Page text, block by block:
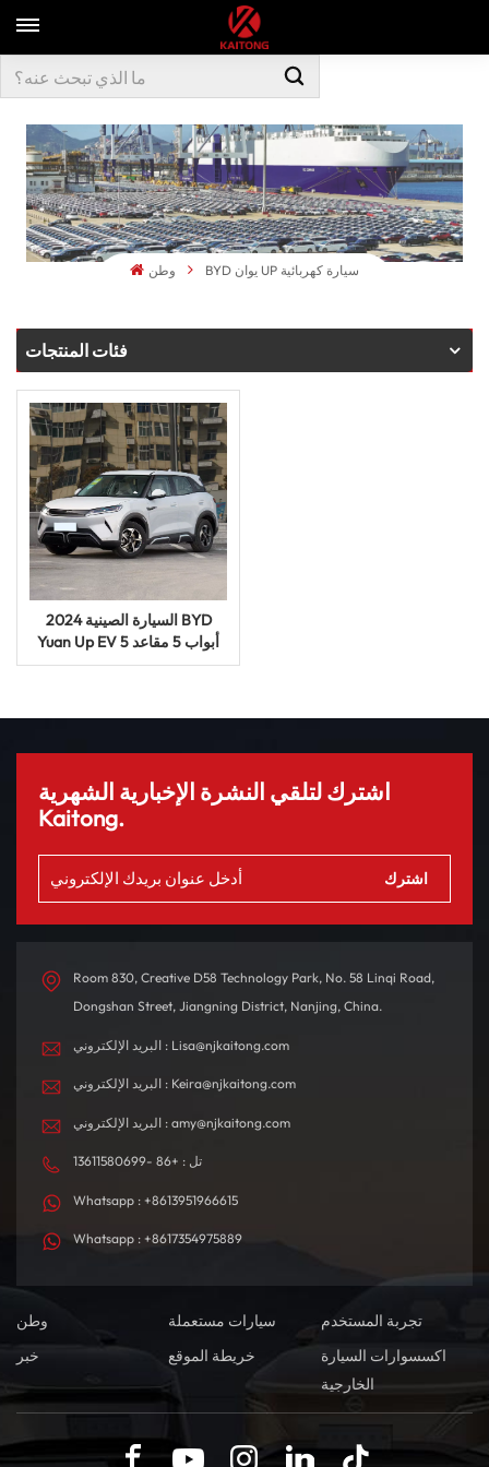
وطن BYD يوان UP سيارة كهربائية
فئات المنتجات
السيارة الصينية 2024 BYD
Yuan Up EV 5 أبواب 5 مقاعد
SUV سيارة كهربائية مستعملة
اشترك لتلقي النشرة الإخبارية الشهرية
Kaitong.
Room 830, Creative D58 Technology Park, No. 58 Linqi Road,
Dongshan Street, Jiangning District, Nanjing, China.
البريد الإلكتروني : Lisa@njkaitong.com
البريد الإلكتروني : Keira@njkaitong.com
البريد الإلكتروني : amy@njkaitong.com
تل : +86 -13611580699
Whatsapp : +8613951966615
Whatsapp : +8617354975889
وطن سيارات مستعملة
تجربة المستخدم
خبر
خريطة الموقع
اكسسوارات السيارة
الخارجية